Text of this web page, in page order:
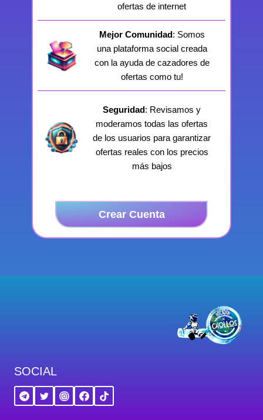
ofertas de internet
Mejor Comunidad: Somos
una plataforma social creada
con la ayuda de cazadores de
ofertas como tu!
Seguridad: Revisamos y
moderamos todas las ofertas
de los usuarios para garantizar
ofertas reales con los precios
más bajos
Crear Cuenta
SOCIAL